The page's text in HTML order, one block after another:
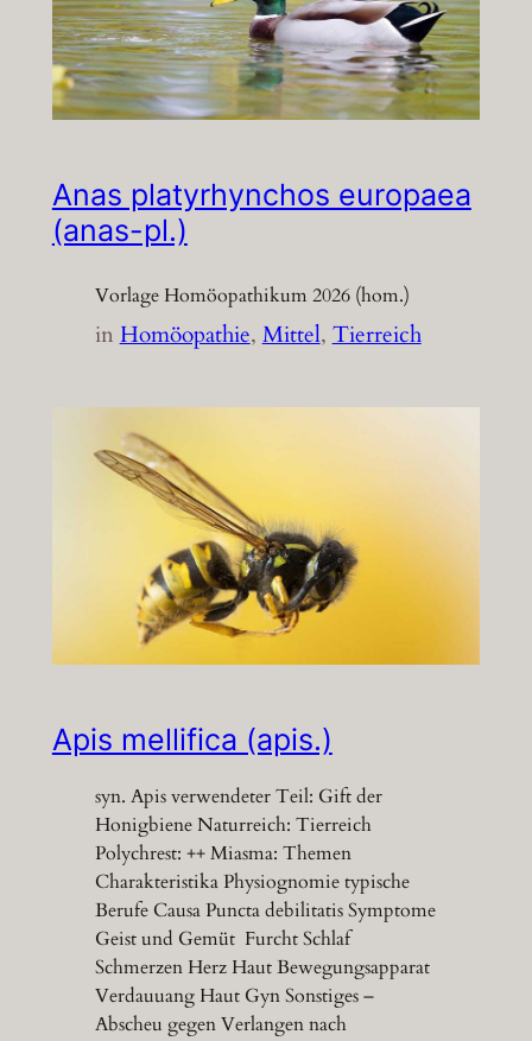
Anas platyrhynchos europaea
(anas-pl.)
Vorlage Homöopathikum 2026 (hom.)
inHomöopathie, Mittel, Tierreich
Apis mellifica (apis.)
syn. Apis verwendeter Teil: Gift der
Honigbiene Naturreich: Tierreich
Polychrest: ++ Miasma: Themen
Charakteristika Physiognomie typische
Berufe Causa Puncta debilitatis Symptome
Geist und Gemüt Furcht Schlaf
Schmerzen Herz Haut Bewegungsapparat
Verdauuang Haut Gyn Sonstiges –
Abscheu gegen Verlangen nach